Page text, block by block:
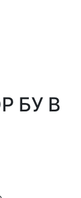
БУ В